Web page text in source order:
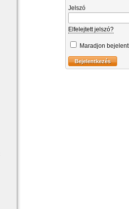
Jelszó
Elfelejtett jelszó?
Maradjon